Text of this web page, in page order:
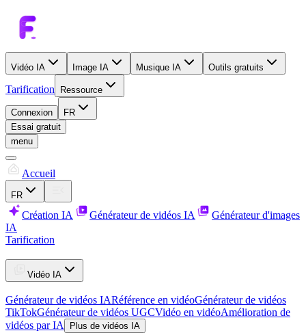
Vidéo IA Image IA Musique IA Outils gratuits
Tarification Ressource
Connexion
FR
Essai gratuit
menu
Accueil
FR
Création IA Générateur de vidéos IA
Générateur d'images
IA
Tarification
Vidéo IA
Générateur de vidéos IARéférence en vidéoGénérateur de vidéos
TikTokGénérateur de vidéos UGCVidéo en vidéoAmélioration de
vidéos par IA
Plus de vidéos IA